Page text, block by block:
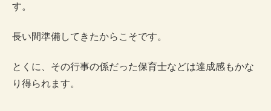
す。
長い間準備してきたからこそです。
とくに、その行事の係だった保育士などは達成感もかな
り得られます。